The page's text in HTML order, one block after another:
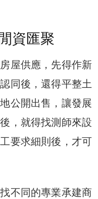
資匯聚
屋供應，先得作新
同後，還得平整土
公開出售，讓發展
，就得找測師來設
要求細則後，才可
不同的專業承建商